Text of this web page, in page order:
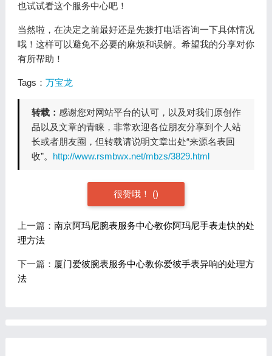
也试试看这个服务中心吧！
当然啦，在决定之前最好还是先拨打电话咨询一下具体情况
哦！这样可以避免不必要的麻烦和误解。希望我的分享对你
有所帮助！
Tags： 万宝龙
转载： 感谢您对网站平台的认可，以及对我们原创作
品以及文章的青睐，非常欢迎各位朋友分享到个人站
长或者朋友圈，但转载请说明文章出处“来源名表回
收”。 http://www.rsmbwx.net/mbzs/3829.html
很赞哦！ ()
上一篇： 南京阿玛尼腕表服务中心教你阿玛尼手表走快的处
理方法
下一篇： 厦门爱彼腕表服务中心教你爱彼手表异响的处理方
法